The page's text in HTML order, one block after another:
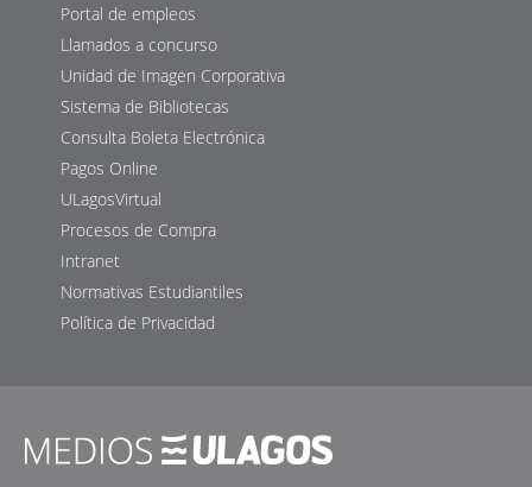
Portal de empleos
Llamados a concurso
Unidad de Imagen Corporativa
Sistema de Bibliotecas
Consulta Boleta Electrónica
Pagos Online
ULagosVirtual
Procesos de Compra
Intranet
Normativas Estudiantiles
Política de Privacidad